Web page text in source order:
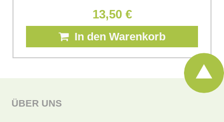
13,50 €
In den Warenkorb
ÜBER UNS